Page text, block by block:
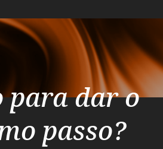
para dar o
passo?